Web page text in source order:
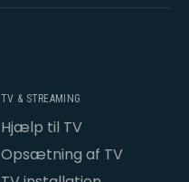
TV & STREAMING
Hjælp til TV
Opsætning af TV